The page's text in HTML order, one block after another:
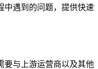
中遇到的问题，提供快速
要与上游运营商以及其他